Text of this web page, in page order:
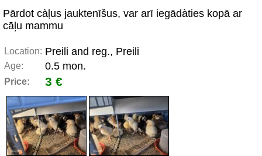
Pārdot càļus jauktenīšus, var arī iegādàties kopā ar
cāļu mammu
Location: Preili and reg., Preili
Age: 0.5 mon.
Price: 3 €